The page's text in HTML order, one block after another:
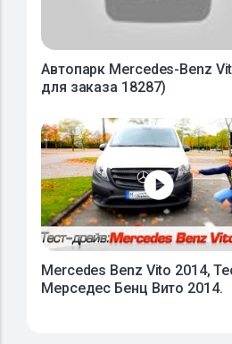
Автопарк Mercedes-Benz
для заказа 18287)
Mercedes Benz Vito 2014,
Мерседес Бенц Вито 2014.